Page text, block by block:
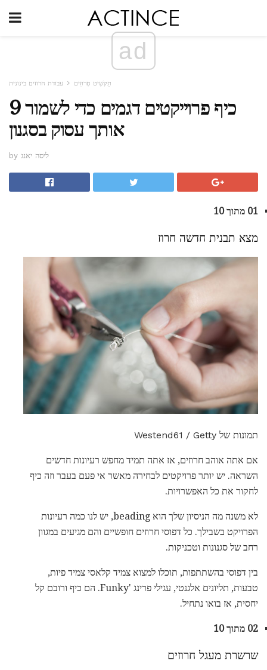
ad
תַקשִׁיט חָרוּזִים עבודת חרוזים בינונית
9 כיף פרוייקטים דגמים כדי לשמור
אותך עסוק בסגנון
by ליסה יאנג
01 מתוך 10
מצא תבנית חדשה חרוז
תמונות של Westend61 / Getty
אם אתה אוהב חרוזים, אז אתה תמיד מחפש רעיונות חדשים
השראה. יש יותר פרויקטים לבחירה מאשר אי פעם בעבר וזה כיף
לחקור את כל האפשרויות.
לא משנה מה הניסיון שלך הוא beading, יש לנו כמה רעיונות
הפרויקט בשבילך. כל דפוסי חרוזים חופשיים והם מגיעים במגוון
רחב של סגנונות וטכניקות.
בין דפוסי בהשתתפות, תוכלו למצוא צמיד קלאסי צמיד פיות,
טבעות, תליונים אלגנטי, עגילי פרינג 'Funky. הם כיף ורובם קל
יחסית, אז בואו נתחיל.
02 מתוך 10
שרשרת מעגל חרוזים